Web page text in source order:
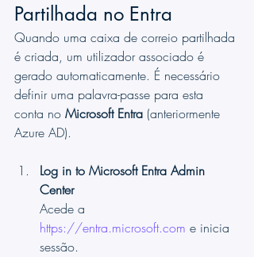
Partilhada no Entra
Quando uma caixa de correio partilhada
é criada, um utilizador associado é
gerado automaticamente. É necessário
definir uma palavra-passe para esta
conta no Microsoft Entra (anteriormente
Azure AD).
Log in to Microsoft Entra Admin
Center
Acede a
https://entra.microsoft.com e inicia
sessão.